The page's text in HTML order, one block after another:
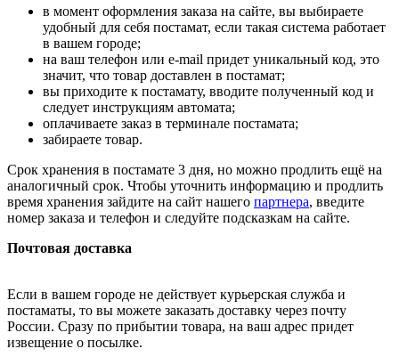
в момент оформления заказа на сайте, вы выбираете
удобный для себя постамат, если такая система работает
в вашем городе;
на ваш телефон или e-mail придет уникальный код, это
значит, что товар доставлен в постамат;
вы приходите к постамату, вводите полученный код и
следует инструкциям автомата;
оплачиваете заказ в терминале постамата;
забираете товар.
Срок хранения в постамате 3 дня, но можно продлить ещё на
аналогичный срок. Чтобы уточнить информацию и продлить
время хранения зайдите на сайт нашего партнера, введите
номер заказа и телефон и следуйте подсказкам на сайте.
Почтовая доставка
Если в вашем городе не действует курьерская служба и
постаматы, то вы можете заказать доставку через почту
России. Сразу по прибытии товара, на ваш адрес придет
извещение о посылке.